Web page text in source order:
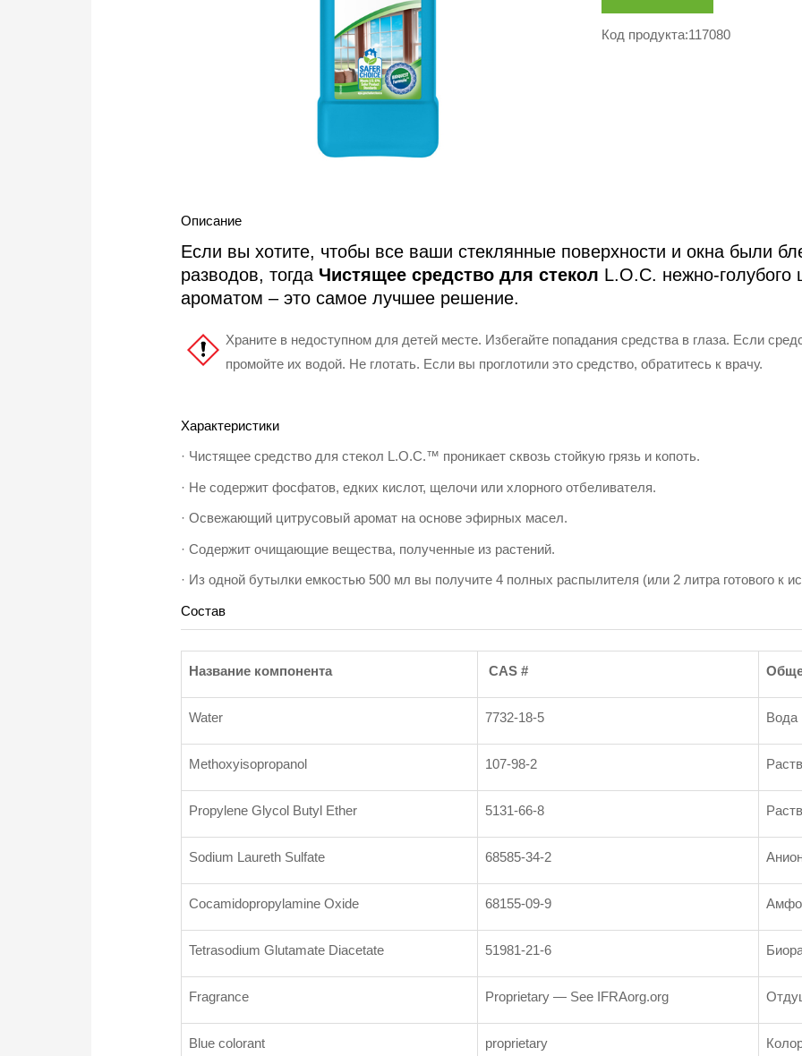
Код продукта:117080
Описание
Если вы хотите, чтобы все ваши стеклянные поверхности и окна были
разводов, тогда Чистящее средство для стекол L.O.C. нежно-голубого
ароматом – это самое лучшее решение.
Храните в недоступном для детей месте. Избегайте попадания средства в глаза. Если
промойте их водой. Не глотать. Если вы проглотили это средство, обратитесь к врачу.
Характеристики
· Чистящее средство для стекол L.O.C.™ проникает сквозь стойкую грязь и копоть.
· Не содержит фосфатов, едких кислот, щелочи или хлорного отбеливателя.
· Освежающий цитрусовый аромат на основе эфирных масел.
· Содержит очищающие вещества, полученные из растений.
· Из одной бутылки емкостью 500 мл вы получите 4 полных распылителя (или 2 литра готового к
Состав
Название компонента CAS #
Water 7732-18-5 Вода
Methoxyisopropanol 107-98-2
Propylene Glycol Butyl Ether 5131-66-8
Sodium Laureth Sulfate 68585-34-2
Cocamidopropylamine Oxide 68155-09-9
Tetrasodium Glutamate Diacetate 51981-21-6
Fragrance Proprietary — See IFRAorg.org
Blue colorant proprietary